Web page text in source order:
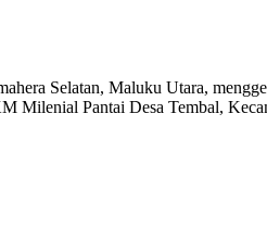
Selatan, Maluku Utara,
Milenial Pantai Desa Tembal,